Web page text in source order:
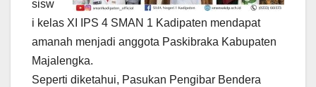
sisw
i kelas XI IPS 4 SMAN 1 Kadipaten mendapat
amanah menjadi anggota Paskibraka Kabupaten
Majalengka.
Seperti diketahui, Pasukan Pengibar Bendera